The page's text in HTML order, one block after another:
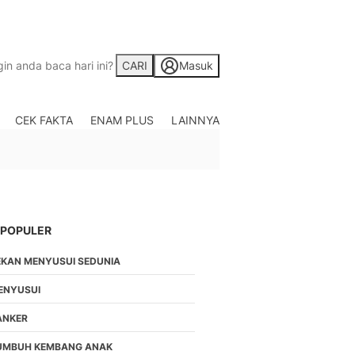
CARI Masuk
CEK FAKTA ENAM PLUS
LAINNYA
MENYUSUI SEDUNIA
KEMBANG ANAK